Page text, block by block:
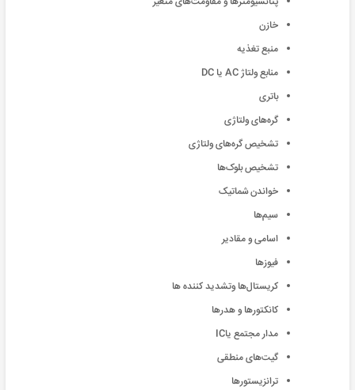
خازن
منبع تغذیه
منابع ولتاژ AC یا DC
باتری
گره‌های ولتاژی
تشخیص گره‌های ولتاژی
تشخیص بلوک‌ها
خواندن شماتیک
سیم‌ها
اسامی و مقادیر
فیوز‌ها
کریستال‌ها وتشدید کننده ها
کانکتور‌ها و هدر‌ها
مدار مجتمع یاIC
گیت‌های منطقی
ترانزیستور‌ها